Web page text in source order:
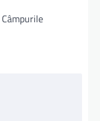
Câmpurile